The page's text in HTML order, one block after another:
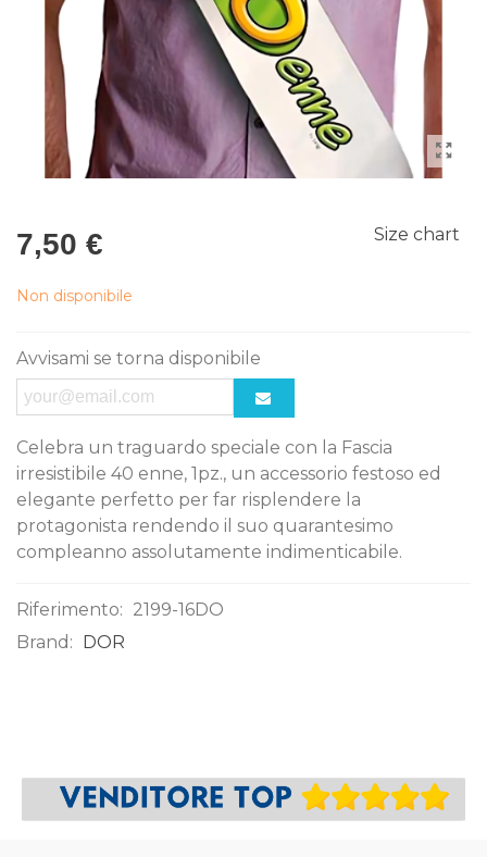
7,50 € Size chart
Non disponibile
Avvisami se torna disponibile
Celebra un traguardo speciale con la Fascia
irresistibile 40 enne, 1pz., un accessorio festoso ed
elegante perfetto per far risplendere la
protagonista rendendo il suo quarantesimo
compleanno assolutamente indimenticabile.
Riferimento: 2199-16DO
Brand: DOR